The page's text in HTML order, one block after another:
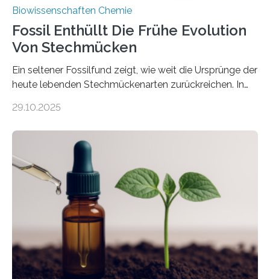
Biowissenschaften Chemie
Fossil Enthüllt Die Frühe Evolution
Von Stechmücken
Ein seltener Fossilfund zeigt, wie weit die Ursprünge der
heute lebenden Stechmückenarten zurückreichen. In
Forschende die bisher älteste bekannte Stechmücken-
Region Kachin in Myanmar und hat sich in
ausgezeichnetem Zustand erhalten. Es konnte als neue
Art einer neuen Gattung beschrieben werden und trägt
nun den Namen Cretosabethes primaevus. Dieser erste
fossile Nachweis einer Stechmückenlarve in Bernstein
stellt gleichzeitig den ersten Fossilfund einer
Mückenlarve aus dem Mesozoikum dar, denn…
29.10.2025